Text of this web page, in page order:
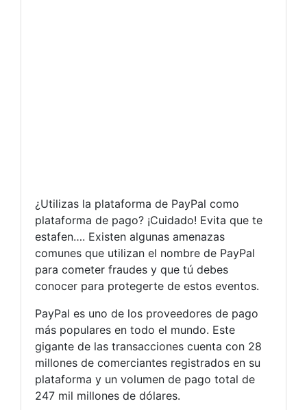
¿Utilizas la plataforma de PayPal como
plataforma de pago? ¡Cuidado! Evita que te
estafen…. Existen algunas amenazas
comunes que utilizan el nombre de PayPal
para cometer fraudes y que tú debes
conocer para protegerte de estos eventos.
PayPal es uno de los proveedores de pago
más populares en todo el mundo. Este
gigante de las transacciones cuenta con 28
millones de comerciantes registrados en su
plataforma y un volumen de pago total de
247 mil millones de dólares.